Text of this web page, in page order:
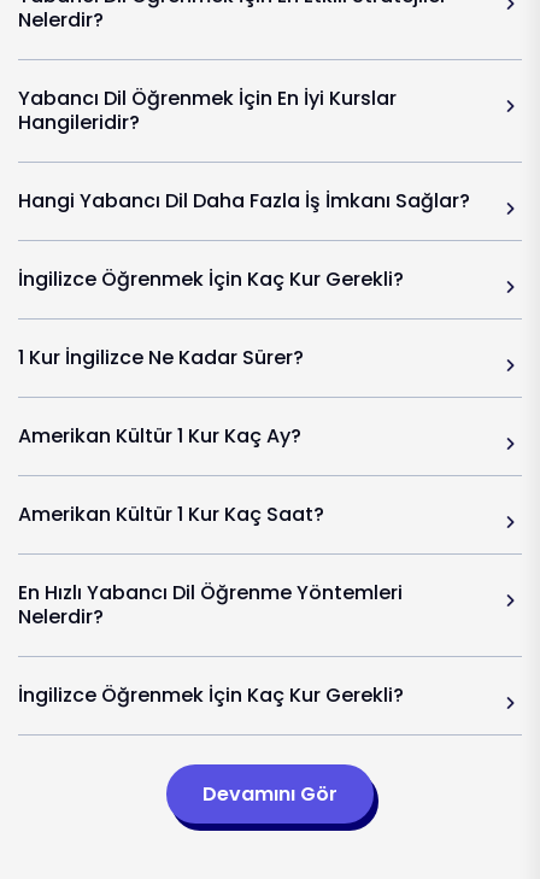
Nelerdir?
Yabancı Dil Öğrenmek İçin En İyi Kurslar
Hangileridir?
Hangi Yabancı Dil Daha Fazla İş İmkanı Sağlar?
İngilizce Öğrenmek İçin Kaç Kur Gerekli?
1 Kur İngilizce Ne Kadar Sürer?
Amerikan Kültür 1 Kur Kaç Ay?
Amerikan Kültür 1 Kur Kaç Saat?
En Hızlı Yabancı Dil Öğrenme Yöntemleri
Nelerdir?
İngilizce Öğrenmek İçin Kaç Kur Gerekli?
Devamını Gör